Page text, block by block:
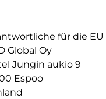
für die EU
Global Oy
Jungin aukio 9
Espoo